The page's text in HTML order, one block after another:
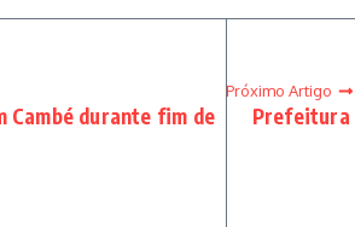
durante fim de
Próximo Artigo
Prefeitura